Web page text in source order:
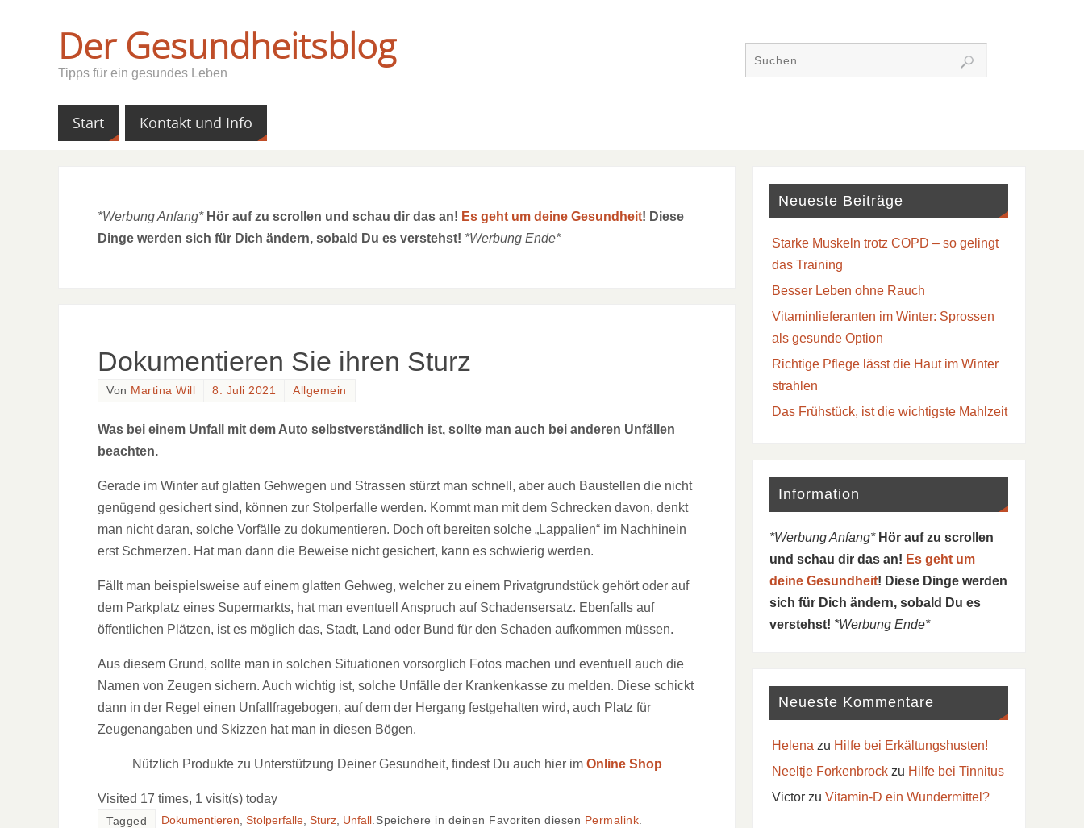
Der Gesundheitsblog
Tipps für ein gesundes Leben
Start Kontakt und Info
*Werbung Anfang* Hör auf zu scrollen und schau dir das an! Es geht um deine Gesundheit! Diese
Dinge werden sich für Dich ändern, sobald Du es verstehst! *Werbung Ende*
Dokumentieren Sie ihren Sturz
Von Martina Will 8. Juli 2021 Allgemein
Was bei einem Unfall mit dem Auto selbstverständlich ist, sollte man auch bei anderen Unfällen
beachten.
Gerade im Winter auf glatten Gehwegen und Strassen stürzt man schnell, aber auch Baustellen die nicht
genügend gesichert sind, können zur Stolperfalle werden. Kommt man mit dem Schrecken davon, denkt
man nicht daran, solche Vorfälle zu dokumentieren. Doch oft bereiten solche „Lappalien“ im Nachhinein
erst Schmerzen. Hat man dann die Beweise nicht gesichert, kann es schwierig werden.
Fällt man beispielsweise auf einem glatten Gehweg, welcher zu einem Privatgrundstück gehört oder auf
dem Parkplatz eines Supermarkts, hat man eventuell Anspruch auf Schadensersatz. Ebenfalls auf
öffentlichen Plätzen, ist es möglich das, Stadt, Land oder Bund für den Schaden aufkommen müssen.
Aus diesem Grund, sollte man in solchen Situationen vorsorglich Fotos machen und eventuell auch die
Namen von Zeugen sichern. Auch wichtig ist, solche Unfälle der Krankenkasse zu melden. Diese schickt
dann in der Regel einen Unfallfragebogen, auf dem der Hergang festgehalten wird, auch Platz für
Zeugenangaben und Skizzen hat man in diesen Bögen.
Nützlich Produkte zu Unterstützung Deiner Gesundheit, findest Du auch hier im Online Shop
Visited 17 times, 1 visit(s) today
Tagged Dokumentieren Stolperfalle Sturz Unfall Speichere in deinen Favoriten diesen Permalink
Neueste Beiträge
Starke Muskeln trotz COPD – so gelingt
das Training
Besser Leben ohne Rauch
Vitaminlieferanten im Winter: Sprossen
als gesunde Option
Richtige Pflege lässt die Haut im Winter
strahlen
Das Frühstück, ist die wichtigste Mahlzeit
Information
*Werbung Anfang* Hör auf zu scrollen
und schau dir das an! Es geht um
deine Gesundheit! Diese Dinge werden
sich für Dich ändern, sobald Du es
verstehst! *Werbung Ende*
Neueste Kommentare
Helena zu Hilfe bei Erkältungshusten!
Neeltje Forkenbrockzu Hilfe bei Tinnitus
Victorzu Vitamin-D ein Wundermittel?